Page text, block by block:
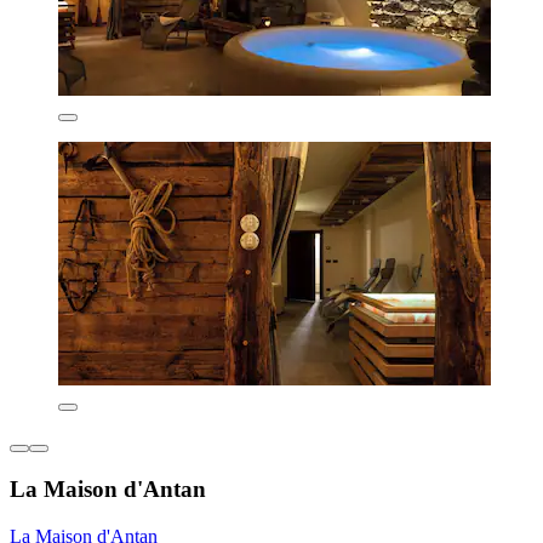
La Maison d'Antan
La Maison d'Antan